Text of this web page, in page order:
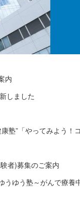
内
しました
塾”「やってみよう！
者)募集のご案内
うゆう塾～がんで療